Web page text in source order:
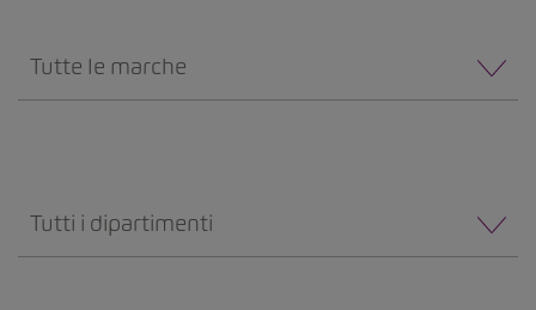
Tutte le marche
Tutti i dipartimenti